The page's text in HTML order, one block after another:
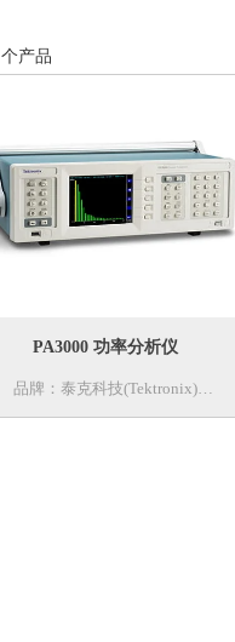
个产品
PA3000 功率分析仪
品牌：泰克科技(Tektronix)
型号：PA3000